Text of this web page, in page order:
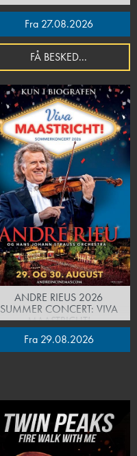
Fra 27.08.2026
FÅ BESKED...
ANDRE RIEUS 2026
SUMMER CONCERT: VIVA
MAASTRICHT!
Fra 29.08.2026